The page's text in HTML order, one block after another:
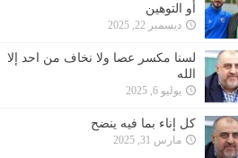
أو التوهين
ديسمبر 22, 2025
لسنا مكسر عصا ولا نخاف من احد إلا
الله
يوليو 6, 2025
كل إناء بما فيه ينضح
مارس 31, 2025